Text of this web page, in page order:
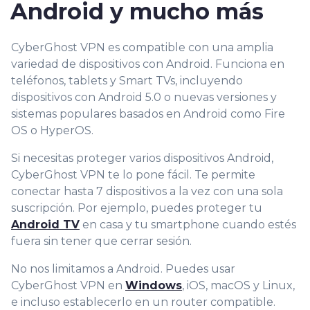
Android y mucho más
CyberGhost VPN es compatible con una amplia
variedad de dispositivos con Android. Funciona en
teléfonos, tablets y Smart TVs, incluyendo
dispositivos con Android 5.0 o nuevas versiones y
sistemas populares basados en Android como Fire
OS o HyperOS.
Si necesitas proteger varios dispositivos Android,
CyberGhost VPN te lo pone fácil. Te permite
conectar hasta 7 dispositivos a la vez con una sola
suscripción. Por ejemplo, puedes proteger tu
Android TV en casa y tu smartphone cuando estés
fuera sin tener que cerrar sesión.
No nos limitamos a Android. Puedes usar
CyberGhost VPN en Windows, iOS, macOS y Linux,
e incluso establecerlo en un router compatible.